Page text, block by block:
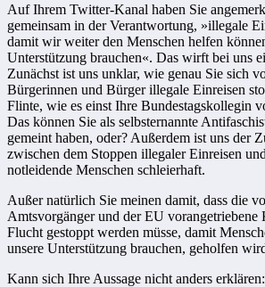
Auf Ihrem Twitter-Kanal haben Sie
gemeinsam in der Verantwortung, »illegale
damit wir weiter den Menschen helfen
Unterstützung brauchen«. Das wirft bei uns
Zunächst ist uns unklar, wie genau Sie sich
Bürgerinnen und Bürger illegale Einreisen
Flinte, wie es einst Ihre Bundestagskollegin
Das können Sie als selbsternannte
gemeint haben, oder? Außerdem ist uns der
zwischen dem Stoppen illegaler Einreisen
notleidende Menschen schleierhaft.
Außer natürlich Sie meinen damit, dass die
Amtsvorgänger und der EU
Flucht gestoppt werden müsse, damit
unsere Unterstützung brauchen, geholfen
Kann sich Ihre Aussage nicht anders erklären: